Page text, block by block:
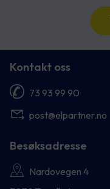
Kontakt oss
73 93 99 90
post@elpartner.no
Besøksadresse
Nardovegen 4